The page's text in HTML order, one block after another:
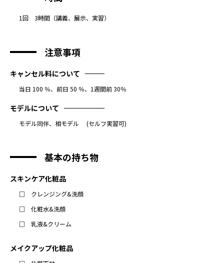
1回 3時間（講義、展示、実習）
注意事項
キャンセル料について
当日 100 ％、前日 50 ％、1週間前 30％
モデルについて
モデル同伴、相モデル (セルフ実習可)
基本の持ち物
スキンケア化粧品
クレンジング&洗顔
化粧水&洗顔
乳液&クリーム
メイクアップ化粧品